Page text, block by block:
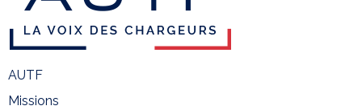
AUTF
Missions